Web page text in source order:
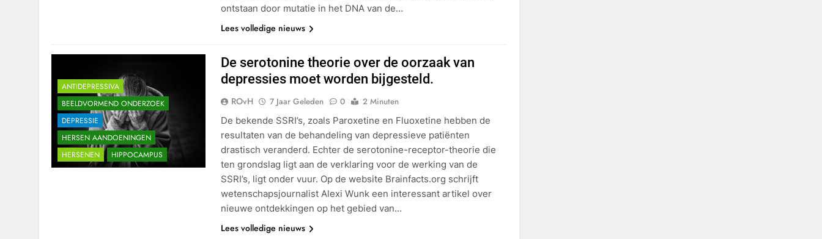
ontstaan door mutatie in het DNA van de…
Lees volledige nieuws
ANTIDEPRESSIVA
BEELDVORMEND ONDERZOEK
DEPRESSIE
HERSEN AANDOENINGEN
HERSENEN
HIPPOCAMPUS
De serotonine theorie over de oorzaak van
depressies moet worden bijgesteld.
ROvH 7 Jaar Geleden 0
2 Minuten
De bekende SSRI’s, zoals Paroxetine en Fluoxetine hebben de
resultaten van de behandeling van depressieve patiënten
drastisch veranderd. Echter de serotonine-receptor-theorie die
ten grondslag ligt aan de verklaring voor de werking van de
SSRI’s, ligt onder vuur. Op de website Brainfacts.org schrijft
wetenschapsjournalist Alexi Wunk een interessant artikel over
nieuwe ontdekkingen op het gebied van…
Lees volledige nieuws